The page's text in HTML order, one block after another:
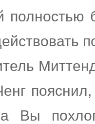
полностью
Вы